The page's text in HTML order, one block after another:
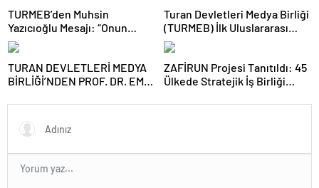
TURMEB’den Muhsin
Yazıcıoğlu Mesajı: “Onun
Büyük Birlik İdeali Türk
Dünyasına Işık Tutuyor”
Turan Devletleri Medya Birliği
(TURMEB) İlk Uluslararası
Medya Buluşmasını Bakü’de
Gerçekleştiriyor
TURAN DEVLETLERİ MEDYA
BİRLİĞİ’NDEN PROF. DR. EMİN
ZAFİRUN Projesi Tanıtıldı: 45
Ülkede Stratejik İş Birliği